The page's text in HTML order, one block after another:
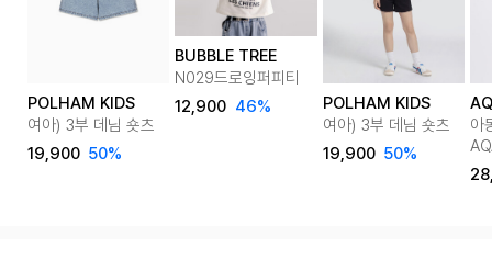
POLHAM KIDS
여아) 3부 데님 숏츠
19,900 50%
BUBBLE TREE
N029드로잉퍼피티
12,900 46%
POLHAM KIDS
여아) 3부 데님 숏츠
19,900 50%
아
스